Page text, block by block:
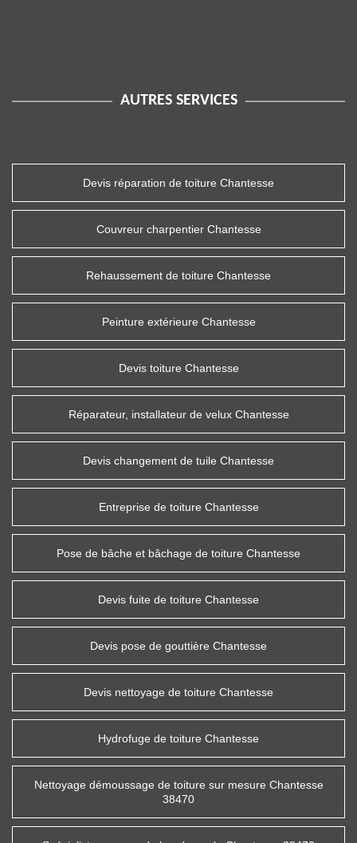
AUTRES SERVICES
Devis réparation de toiture Chantesse
Couvreur charpentier Chantesse
Rehaussement de toiture Chantesse
Peinture extérieure Chantesse
Devis toiture Chantesse
Réparateur, installateur de velux Chantesse
Devis changement de tuile Chantesse
Entreprise de toiture Chantesse
Pose de bâche et bâchage de toiture Chantesse
Devis fuite de toiture Chantesse
Devis pose de gouttière Chantesse
Devis nettoyage de toiture Chantesse
Hydrofuge de toiture Chantesse
Nettoyage démoussage de toiture sur mesure Chantesse
38470